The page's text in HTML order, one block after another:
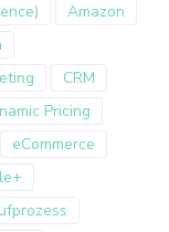
Amazon
CRM
Pricing
eCommerce